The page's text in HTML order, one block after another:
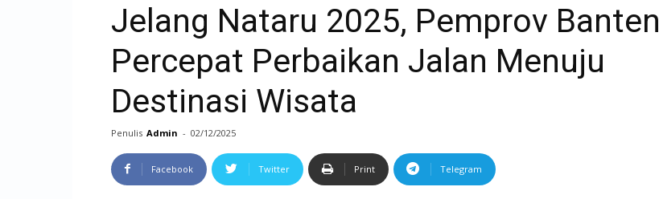
Jelang Nataru 2025, Pemprov Banten
Percepat Perbaikan Jalan Menuju
Destinasi Wisata
Penulis Admin - 02/12/2025
Facebook Twitter Print Telegram